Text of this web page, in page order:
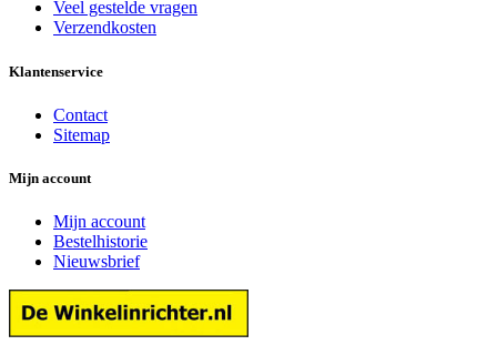
Veel gestelde vragen
Verzendkosten
Klantenservice
Contact
Sitemap
Mijn account
Mijn account
Bestelhistorie
Nieuwsbrief